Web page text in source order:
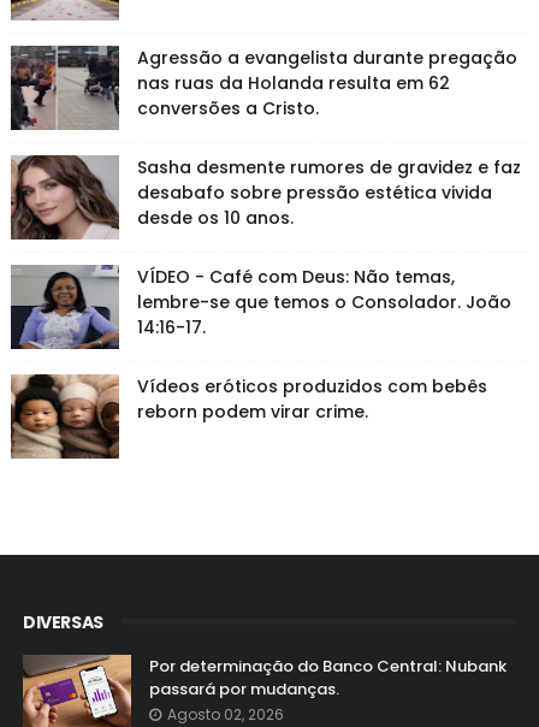
Agressão a evangelista durante pregação
nas ruas da Holanda resulta em 62
conversões a Cristo.
Sasha desmente rumores de gravidez e faz
desabafo sobre pressão estética vivida
desde os 10 anos.
VÍDEO - Café com Deus: Não temas,
lembre-se que temos o Consolador. João
14:16-17.
Vídeos eróticos produzidos com bebês
reborn podem virar crime.
DIVERSAS
Por determinação do Banco Central: Nubank
passará por mudanças.
Agosto 02, 2026